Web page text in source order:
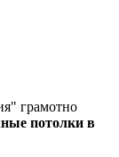
грамотно
потолки в